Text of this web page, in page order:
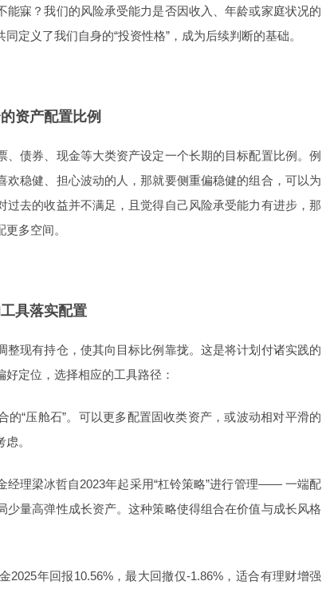
能寐？我们的风险承受能力是否因收入、年龄或家庭状况的
定义了我们自身的“投资性格”，成为后续判断的基础。
资产配置比例
、债券、现金等大类资产设定一个长期的目标配置比例。例
欢稳健、担心波动的人，那就要侧重偏稳健的组合，可以为
过去的收益并不满足，且觉得自己风险承受能力有进步，那
多空间。
具落实配置
整现有持仓，使其向目标比例靠拢。这是将计划付诸实践的
定位，选择相应的工具路径：
的“压舱石”。可以更多配置固收类资产，或波动相对平滑的
。
经理梁冰哲自2023年起采用“杠铃策略”进行管理—— 一端配
少量高弹性成长资产。这种策略使得组合在价值与成长风格
2025年回报10.56%，最大回撤仅-1.86%，适合有理财增强